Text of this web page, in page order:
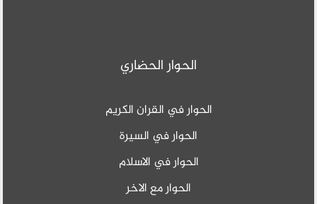
الحوار الحضاري
الحوار في القران الكريم
الحوار في السيرة
الحوار في الاسلام
الحوار مع الاخر